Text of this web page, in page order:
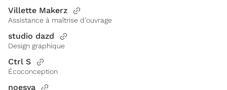
Villette Makerz
Assistance à maîtrise d’ouvrage
studio dazd
Design graphique
Ctrl S
Écoconception
noesya